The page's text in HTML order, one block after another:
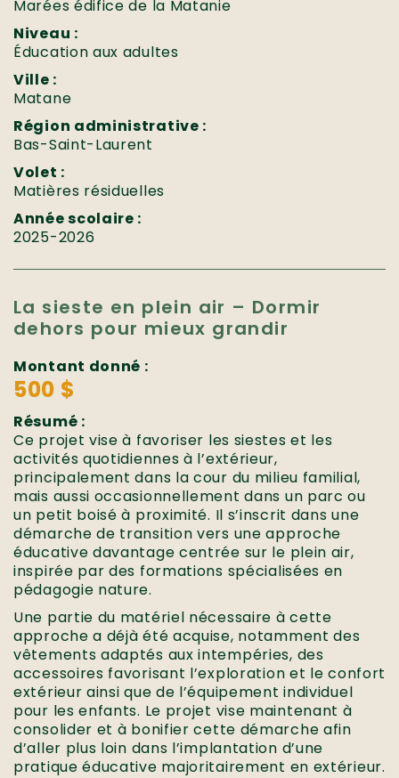
Marées édifice de la Matanie
Niveau :
Éducation aux adultes
Ville :
Matane
Région administrative :
Bas-Saint-Laurent
Volet :
Matières résiduelles
Année scolaire :
2025-2026
La sieste en plein air – Dormir
dehors pour mieux grandir
Montant donné :
500 $
Résumé :
Ce projet vise à favoriser les siestes et les
activités quotidiennes à l’extérieur,
principalement dans la cour du milieu familial,
mais aussi occasionnellement dans un parc ou
un petit boisé à proximité. Il s’inscrit dans une
démarche de transition vers une approche
éducative davantage centrée sur le plein air,
inspirée par des formations spécialisées en
pédagogie nature.
Une partie du matériel nécessaire à cette
approche a déjà été acquise, notamment des
vêtements adaptés aux intempéries, des
accessoires favorisant l’exploration et le confort
extérieur ainsi que de l’équipement individuel
pour les enfants. Le projet vise maintenant à
consolider et à bonifier cette démarche afin
d’aller plus loin dans l’implantation d’une
pratique éducative majoritairement en extérieur.